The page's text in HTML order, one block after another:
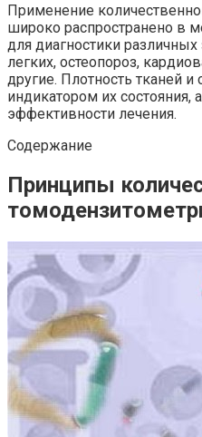
Применение
широко распространено в
для диагностики
легких, остеопороз,
другие. Плотность тканей
индикатором их состояния,
эффективности лечения.
Содержание
Принципы